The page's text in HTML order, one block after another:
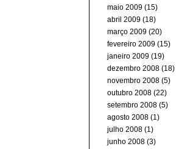
maio 2009 (15)
abril 2009 (18)
março 2009 (20)
fevereiro 2009 (15)
janeiro 2009 (19)
dezembro 2008 (18)
novembro 2008 (5)
outubro 2008 (22)
setembro 2008 (5)
agosto 2008 (1)
julho 2008 (1)
junho 2008 (3)